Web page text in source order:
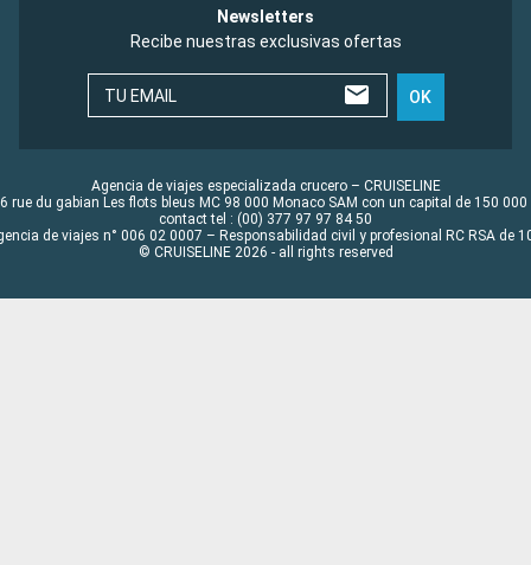
Newsletters
Recibe nuestras exclusivas ofertas
TU EMAIL OK
Agencia de viajes especializada crucero – CRUISELINE
rue du gabian Les flots bleus MC 98 000 Monaco SAM con un capital de 150 000
contact tel : (00) 377 97 97 84 50
de viajes n° 006 02 0007 – Responsabilidad civil y profesional RC RSA de
© CRUISELINE 2026 - all rights reserved